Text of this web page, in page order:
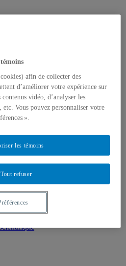
CRISES
afin de collecter des
d’améliorer votre expérience sur
vidéo, d’analyser les
etc. Vous pouvez personnaliser votre
».
Tout refuser
les témoins